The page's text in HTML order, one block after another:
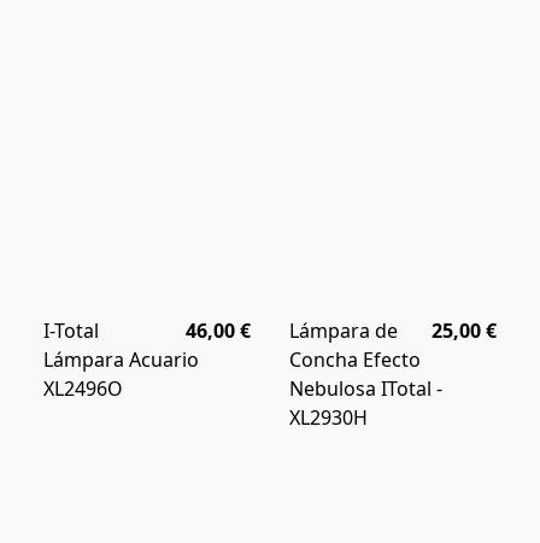
46,00 €
I-Total
Lámpara Acuario
XL2496O
25,00 €
Lámpara de
Concha Efecto
Nebulosa ITotal -
XL2930H